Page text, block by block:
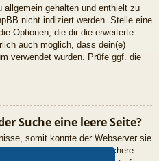
allgemein gehalten und enthielt zu
nicht indiziert werden. Stelle eine
Optionen, die dir die erweiterte
auch möglich, dass dein(e)
verwendet wurden. Prüfe ggf. die
Suche eine leere Seite?
somit konnte der Webserver sie
Suche und gib spezifischere